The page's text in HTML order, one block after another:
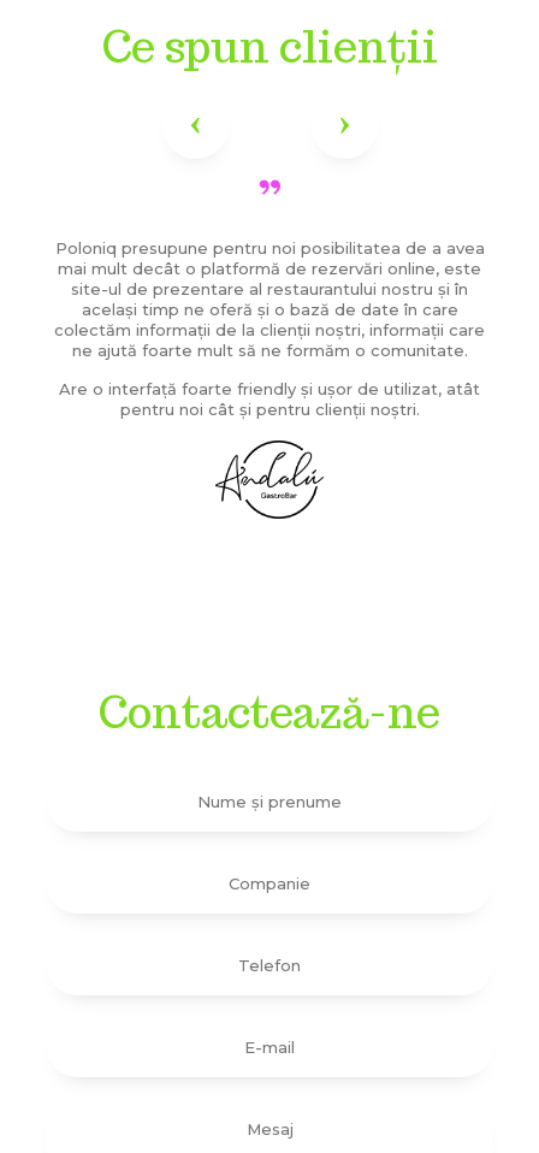
Ce spun clienții
Poloniq presupune pentru noi posibilitatea de a avea
mai mult decât o platformă de rezervări online, este
site-ul de prezentare al restaurantului nostru și în
același timp ne oferă și o bază de date în care
colectăm informații de la clienții noștri, informații care
ne ajută foarte mult să ne formăm o comunitate.
Are o interfață foarte friendly și ușor de utilizat, atât
pentru noi cât și pentru clienții noștri.
‹ ›
Contactează-ne